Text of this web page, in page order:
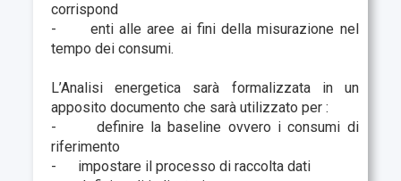
corrispond
- enti alle aree ai fini della misurazione nel
tempo dei consumi.
L’Analisi energetica sarà formalizzata in un
apposito documento che sarà utilizzato per :
- definire la baseline ovvero i consumi di
riferimento
- impostare il processo di raccolta dati